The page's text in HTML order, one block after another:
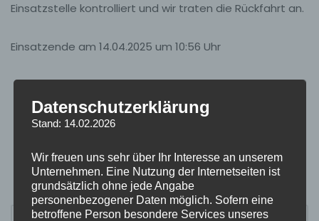
Einsatzstelle kontrolliert und wir traten die Rückfahrt an.
Einsatzende am 14.04.2025 um 10:56 Uhr
Datenschutzerklärung
Stand: 14.02.2026
Wir freuen uns sehr über Ihr Interesse an unserem
Unternehmen. Eine Nutzung der Internetseiten ist
grundsätzlich ohne jede Angabe
personenbezogener Daten möglich. Sofern eine
betroffene Person besondere Services unseres